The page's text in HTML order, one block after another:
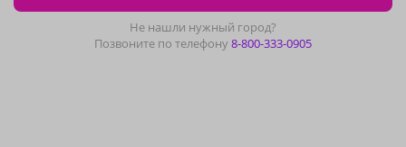
Не нашли нужный город?
Позвоните по телефону8-800-333-0905